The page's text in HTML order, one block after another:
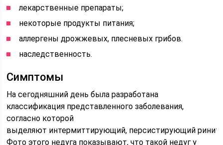
лекарственные препараты;
некоторые продукты питания;
аллергены дрожжевых, плесневых грибов.
наследственность.
Симптомы
На сегодняшний день была разработана
классификация представленного заболевания,
согласно которой
выделяют интермиттирующий, персистирующий
Фото этого недуга показывают, что такой недуг у